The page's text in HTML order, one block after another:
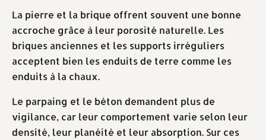
La pierre et la brique offrent souvent une bonne
accroche grâce à leur porosité naturelle. Les
briques anciennes et les supports irréguliers
acceptent bien les enduits de terre comme les
enduits à la chaux.
Le parpaing et le béton demandent plus de
vigilance, car leur comportement varie selon leur
densité, leur planéité et leur absorption. Sur ces